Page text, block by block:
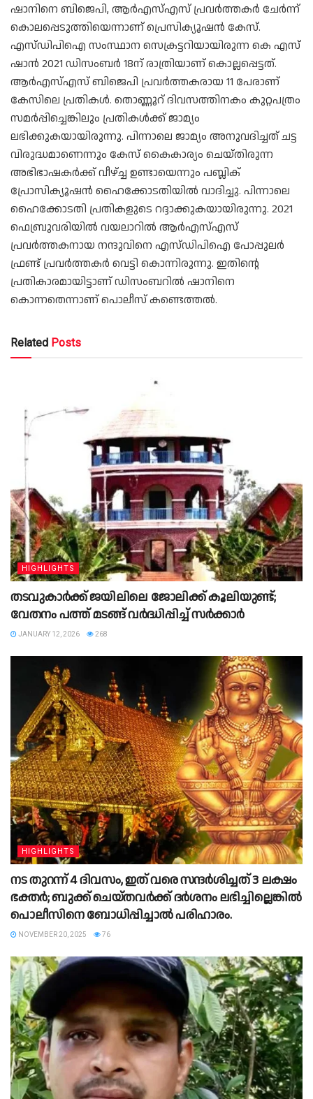
ഷാനിനെ ബിജെപി, ആർഎസ്എസ് പ്രവർത്തകർ ചേർന്ന്
കൊലപ്പെടുത്തിയെന്നാണ് പ്രെസിക്യൂഷൻ കേസ്.
എസ്ഡിപിഐ സംസ്ഥാന സെക്രട്ടറിയായിരുന്ന കെ എസ്
ഷാന്‍ 2021 ഡിസംബര്‍ 18ന് രാത്രിയാണ് കൊല്ലപ്പെട്ടത്.
ആര്‍എസ്എസ് ബിജെപി പ്രവര്‍ത്തകരായ 11 പേരാണ്
കേസിലെ പ്രതികള്‍. തൊണ്ണൂറ് ദിവസത്തിനകം കുറ്റപത്രം
സമര്‍പ്പിച്ചെങ്കിലും പ്രതികള്‍ക്ക് ജാമ്യം
ലഭിക്കുകയായിരുന്നു. പിന്നാലെ ജാമ്യം അനുവദിച്ചത് ചട്ട
വിരുദ്ധമാണെന്നും കേസ് കൈകാര്യം ചെയ്തിരുന്ന
അഭിഭാഷകര്‍ക്ക് വീഴ്ച്ച ഉണ്ടായെന്നും പബ്ലിക്
പ്രോസിക്യൂഷന്‍ ഹൈക്കോടതിയില്‍ വാദിച്ചു. പിന്നാലെ
ഹൈക്കോടതി പ്രതികളുടെ റദ്ദാക്കുകയായിരുന്നു. 2021
ഫെബ്രുവരിയില്‍ വയലാറില്‍ ആര്‍എസ്എസ്
പ്രവര്‍ത്തകനായ നന്ദുവിനെ എസ്ഡിപിഐ പോപ്പുലര്‍
ഫ്രണ്ട് പ്രവര്‍ത്തകര്‍ വെട്ടി കൊന്നിരുന്നു. ഇതിന്റെ
പ്രതികാരമായിട്ടാണ് ഡിസംബറില്‍ ഷാനിനെ
കൊന്നതെന്നാണ് പൊലീസ് കണ്ടെത്തല്‍.
Related Posts
HIGHLIGHTS
തടവുകാർക്ക് ജയിലിലെ ജോലിക്ക് കൂലിയുണ്ട്;
വേതനം പത്ത് മടങ്ങ് വർദ്ധിപ്പിച്ച് സർക്കാർ
JANUARY 12, 2026 268
HIGHLIGHTS
നട തുറന്ന് 4 ദിവസം, ഇത് വരെ സന്ദര്‍ശിച്ചത് 3 ലക്ഷം
ഭക്തര്‍; ബുക്ക് ചെയ്തവര്‍ക്ക് ദര്‍ശനം ലഭിച്ചില്ലെങ്കില്‍
പൊലീസിനെ ബോധിപ്പിച്ചാല്‍ പരിഹാരം.
NOVEMBER 20, 2025 76